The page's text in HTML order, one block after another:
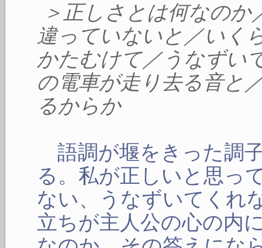
＞正しさとは何なの
違っていないと／い
かたむけて／うなずい
の電車が走り去る音と
るからか
語調が堰をきった調
る。私が正しいと思っ
ない、うなずいてくれ
立ちが主人公の心の内